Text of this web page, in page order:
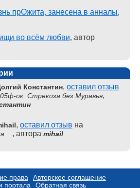
прОжита, занесена в анналы,
во всём любви, автор
Константин, оставил отзыв
ок. Стрекоза без Муравья,
, оставил отзыв на
... , автора mihail
права
Авторское соглашение
портала
Обратная связь